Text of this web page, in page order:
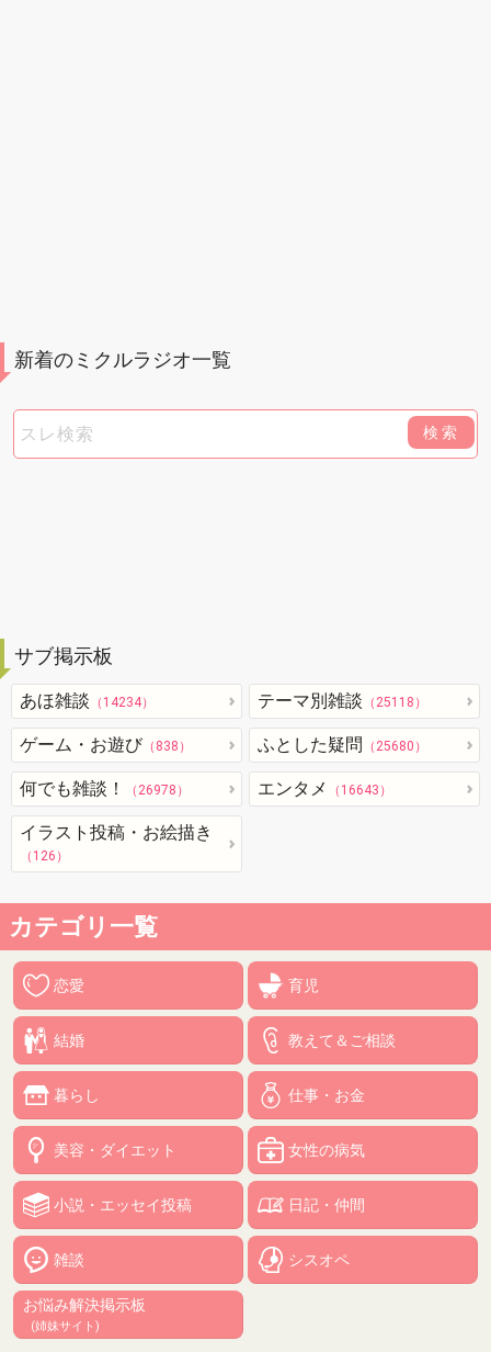
新着のミクルラジオ一覧
検索
サブ掲示板
あほ雑談 （14234） テーマ別雑談 （25118）
ゲーム・お遊び （838） ふとした疑問 （25680）
何でも雑談！ （26978） エンタメ （16643）
イラスト投稿・お絵描き
（126）
カテゴリ一覧
恋愛 育児
結婚 教えて＆ご相談
暮らし 仕事・お金
美容・ダイエット 女性の病気
小説・エッセイ投稿 日記・仲間
雑談 シスオペ
お悩み解決掲示板
(姉妹サイト)